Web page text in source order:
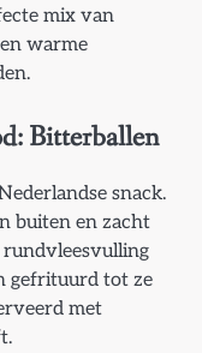
mix van
warme
Bitterballen
snack.
buiten en zacht
rundvleesvulling
gefrituurd tot ze
met